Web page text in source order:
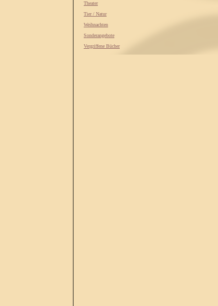
Theater
Tier / Natur
Weihnachten
Sonderangebote
Vergriffene Bücher